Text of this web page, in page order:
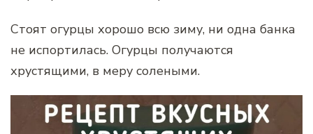
Стоят огурцы хорошо всю зиму, ни одна банка
не испортилась. Огурцы получаются
хрустящими, в меру солеными.